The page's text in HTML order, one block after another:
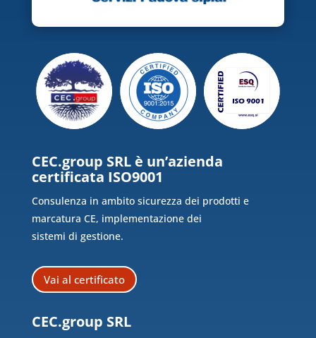
CEC.group SRL è un’azienda
certificata ISO9001
Consulenza in ambito sicurezza dei prodotti e
marcatura CE, implementazione dei
sistemi di gestione.
Vai al certificato
CEC.group SRL